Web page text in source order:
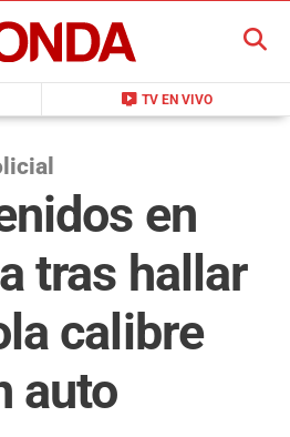
live_tv TV EN VIVO
BUSCAR
en
tras hallar
calibre
auto